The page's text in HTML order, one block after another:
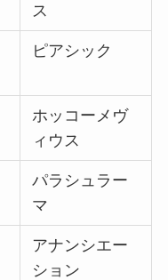
ス
ピアシック
ホッコーメヴ
ィウス
パラシュラー
マ
アナンシエー
ション